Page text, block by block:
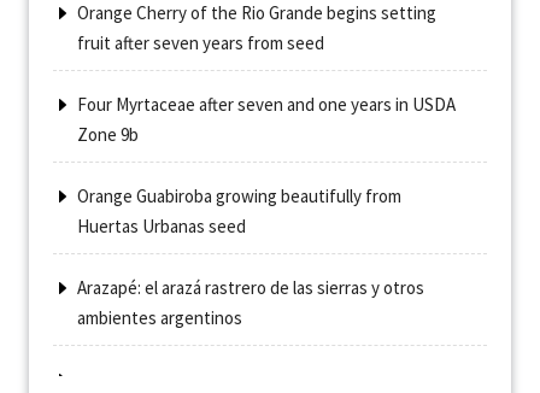
Orange Cherry of the Rio Grande begins setting
fruit after seven years from seed
Four Myrtaceae after seven and one years in USDA
Zone 9b
Orange Guabiroba growing beautifully from
Huertas Urbanas seed
Arazapé: el arazá rastrero de las sierras y otros
ambientes argentinos